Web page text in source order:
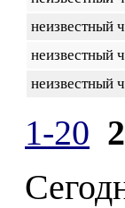
неизвестный
неизвестный
неизвестный
1-20